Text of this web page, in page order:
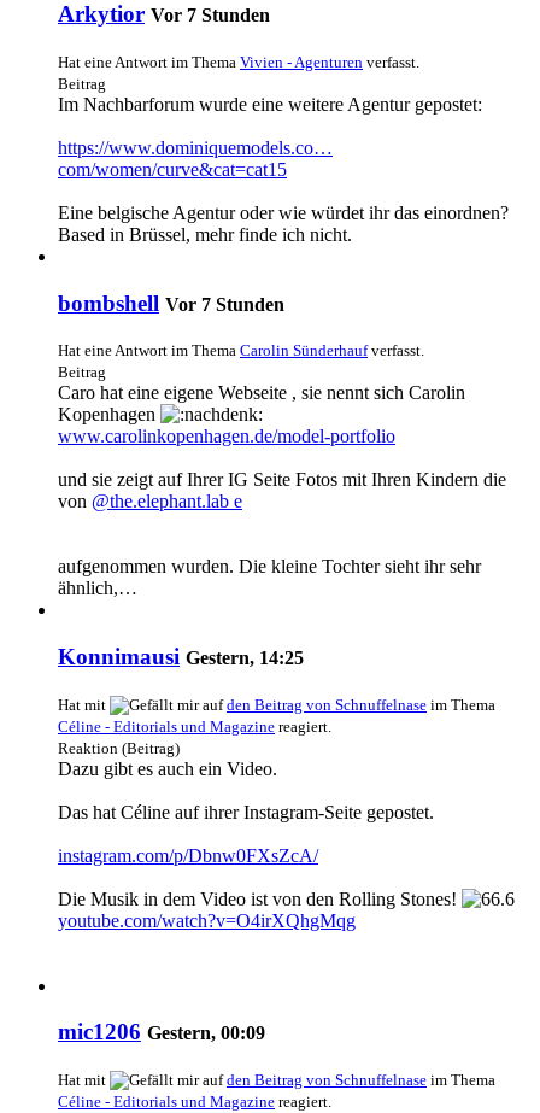
Arkytior Vor 7 Stunden
Hat eine Antwort im Thema Vivien - Agenturen verfasst.
Beitrag
Im Nachbarforum wurde eine weitere Agentur gepostet:
https://www.dominiquemodels.co…
com/women/curve&cat=cat15
Eine belgische Agentur oder wie würdet ihr das einordnen?
Based in Brüssel, mehr finde ich nicht.
bombshell Vor 7 Stunden
Hat eine Antwort im Thema Carolin Sünderhaufverfasst.
Beitrag
Caro hat eine eigene Webseite , sie nennt sich Carolin
Kopenhagen
www.carolinkopenhagen.de/model-portfolio
und sie zeigt auf Ihrer IG Seite Fotos mit Ihren Kindern die
von @the.elephant.lab e
aufgenommen wurden. Die kleine Tochter sieht ihr sehr
ähnlich,…
Konnimausi Gestern, 14:25
Hat mit aufden Beitrag von Schnuffelnase im Thema
Céline - Editorials und Magazine reagiert.
Reaktion (Beitrag)
Dazu gibt es auch ein Video.
Das hat Céline auf ihrer Instagram-Seite gepostet.
instagram.com/p/Dbnw0FXsZcA/
Die Musik in dem Video ist von den Rolling Stones!
youtube.com/watch?v=O4irXQhgMqg
mic1206 Gestern, 00:09
Hat mit aufden Beitrag von Schnuffelnase im Thema
Céline - Editorials und Magazine reagiert.